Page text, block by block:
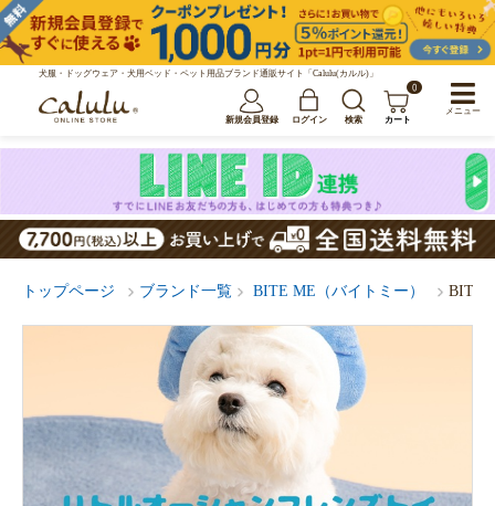
犬服・ドッグウェア・犬用ベッド・ペット用品ブランド通販サイト「Calulu(カルル)」
新規会員登録 ログイン 検索
0
カート
トップページ ブランド一覧 BITE ME（バイトミー） BITE
メニュー